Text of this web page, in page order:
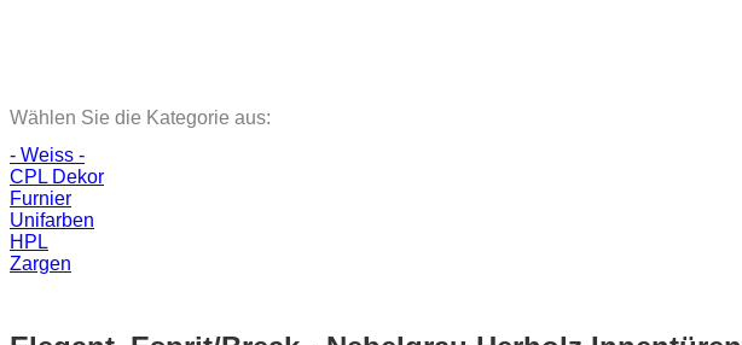
Wählen Sie die Kategorie aus:
- Weiss -
CPL Dekor
Furnier
Unifarben
HPL
Zargen